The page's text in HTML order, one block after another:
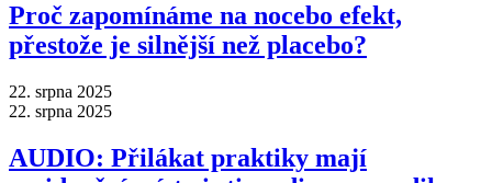
Proč zapomínáme na nocebo efekt,
přestože je silnější než placebo?
22. srpna 2025
22. srpna 2025
AUDIO: Přilákat praktiky mají